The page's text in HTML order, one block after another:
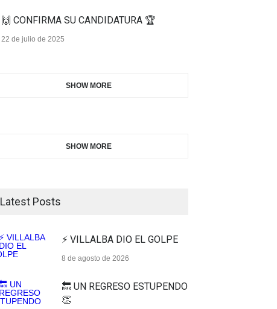
🙌 CONFIRMA SU CANDIDATURA 🏆
22 de julio de 2025
SHOW MORE
SHOW MORE
Latest Posts
⚡ VILLALBA DIO EL GOLPE
8 de agosto de 2026
🔙 UN REGRESO ESTUPENDO
👏